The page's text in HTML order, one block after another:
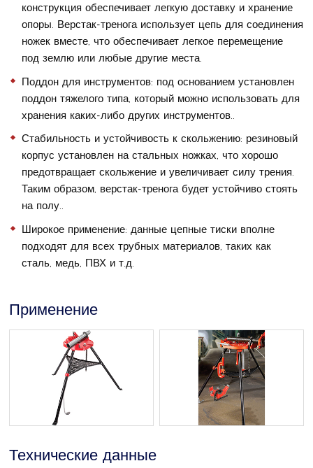
конструкция обеспечивает легкую доставку и хранение
опоры. Верстак-тренога использует цепь для соединения
ножек вместе, что обеспечивает легкое перемещение
под землю или любые другие места.
Поддон для инструментов: под основанием установлен
поддон тяжелого типа, который можно использовать для
хранения каких-либо других инструментов..
Стабильность и устойчивость к скольжению: резиновый
корпус установлен на стальных ножках, что хорошо
предотвращает скольжение и увеличивает силу трения.
Таким образом, верстак-тренога будет устойчиво стоять
на полу..
Широкое применение: данные цепные тиски вполне
подходят для всех трубных материалов, таких как
сталь, медь, ПВХ и т.д.
Применение
Технические данные